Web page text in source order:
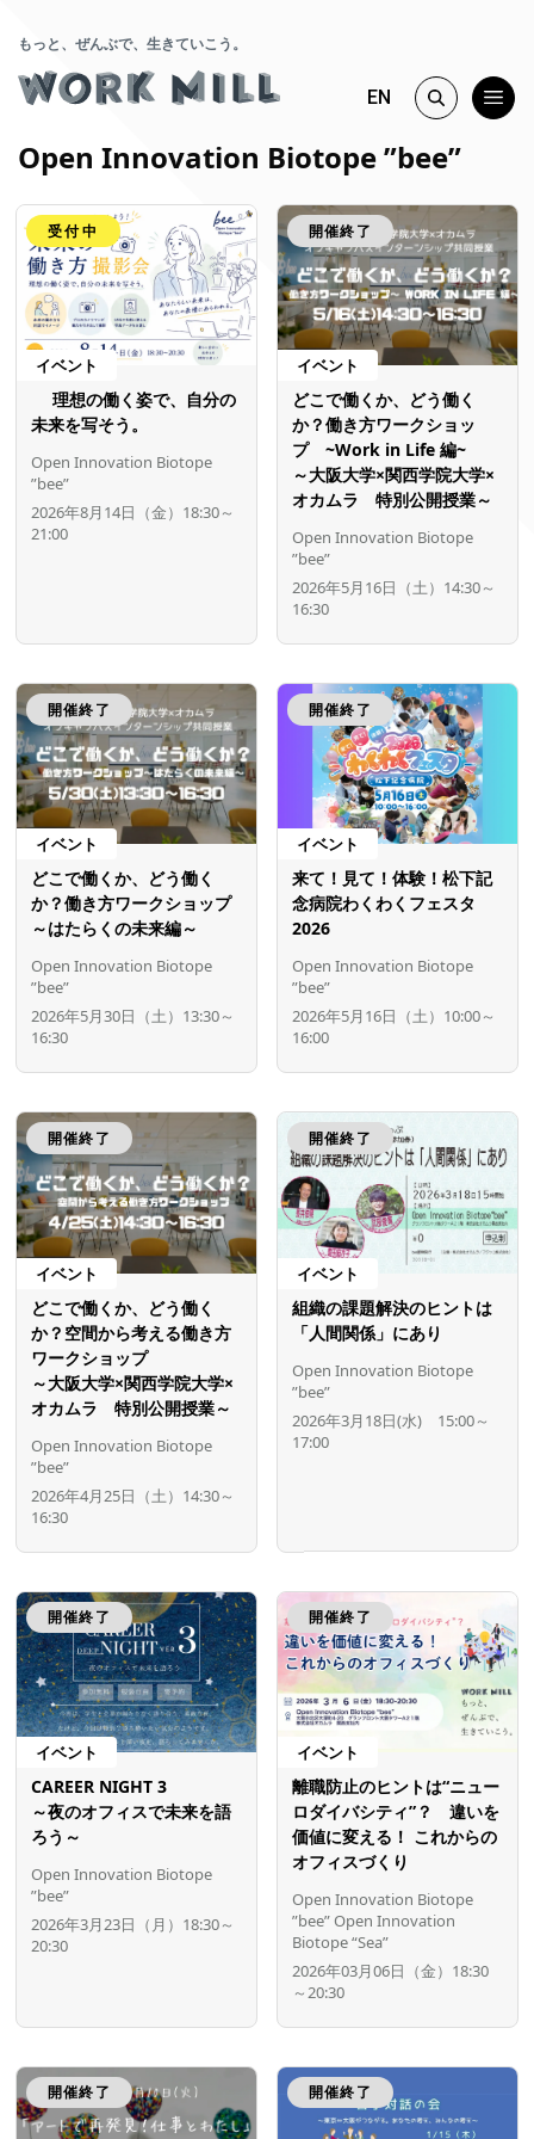
もっと、ぜんぶで、生きていこう。
EN
Open Innovation Biotope ”bee”
受付中
イベント
理想の働く姿で、自分の
未来を写そう。
Open Innovation Biotope
”bee”
2026年8月14日（金）18:30～
21:00
開催終了
イベント
どこで働くか、どう働く
か？働き方ワークショッ
プ ~Work in Life 編~
～大阪大学×関西学院大学×
オカムラ 特別公開授業～
Open Innovation Biotope
”bee”
2026年5月16日（土）14:30～
16:30
開催終了
イベント
どこで働くか、どう働く
か？働き方ワークショップ
～はたらくの未来編～
Open Innovation Biotope
”bee”
2026年5月30日（土）13:30～
16:30
開催終了
イベント
来て！見て！体験！松下記
念病院わくわくフェスタ
2026
Open Innovation Biotope
”bee”
2026年5月16日（土）10:00～
16:00
開催終了
イベント
どこで働くか、どう働く
か？空間から考える働き方
ワークショップ
～大阪大学×関西学院大学×
オカムラ 特別公開授業～
Open Innovation Biotope
”bee”
2026年4月25日（土）14:30～
16:30
開催終了
イベント
組織の課題解決のヒントは
「人間関係」にあり
Open Innovation Biotope
”bee”
2026年3月18日(水) 15:00～
17:00
開催終了
イベント
CAREER NIGHT 3
～夜のオフィスで未来を語
ろう～
Open Innovation Biotope
”bee”
2026年3月23日（月）18:30～
20:30
開催終了
イベント
離職防止のヒントは“ニュー
ロダイバシティ”？ 違いを
価値に変える！ これからの
オフィスづくり
Open Innovation Biotope
”bee”Open Innovation
Biotope “Sea”
2026年03月06日（金）18:30
～20:30
開催終了 開催終了